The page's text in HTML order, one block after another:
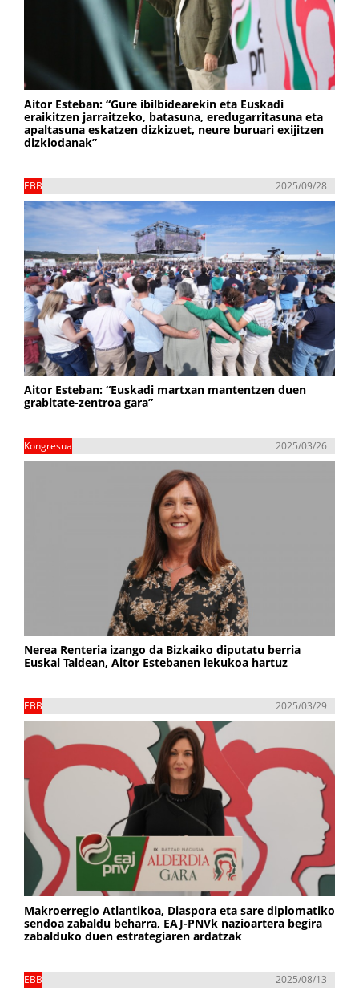
Aitor Esteban: “Gure ibilbidearekin eta Euskadi
eraikitzen jarraitzeko, batasuna, eredugarritasuna eta
apaltasuna eskatzen dizkizuet, neure buruari exijitzen
dizkiodanak”
EBB 2025/09/28
Aitor Esteban: “Euskadi martxan mantentzen duen
grabitate-zentroa gara”
Kongresua 2025/03/26
Nerea Renteria izango da Bizkaiko diputatu berria
Euskal Taldean, Aitor Estebanen lekukoa hartuz
EBB 2025/03/29
Makroerregio Atlantikoa, Diaspora eta sare diplomatiko
sendoa zabaldu beharra, EAJ-PNVk nazioartera begira
zabalduko duen estrategiaren ardatzak
EBB 2025/08/13